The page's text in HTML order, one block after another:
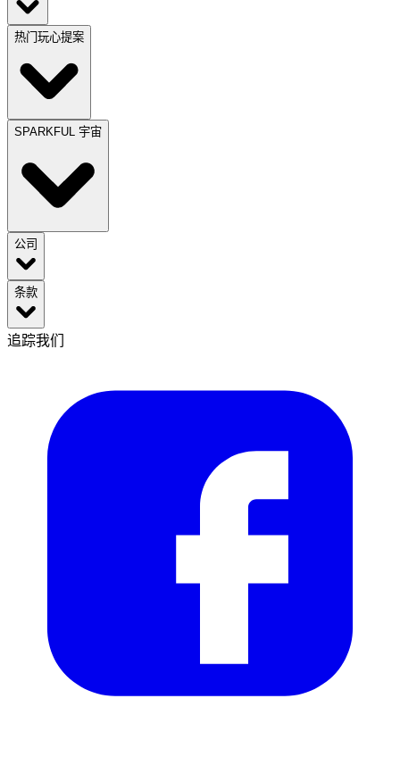
热门玩心提案
SPARKFUL 宇宙
公司
条款
追踪我们